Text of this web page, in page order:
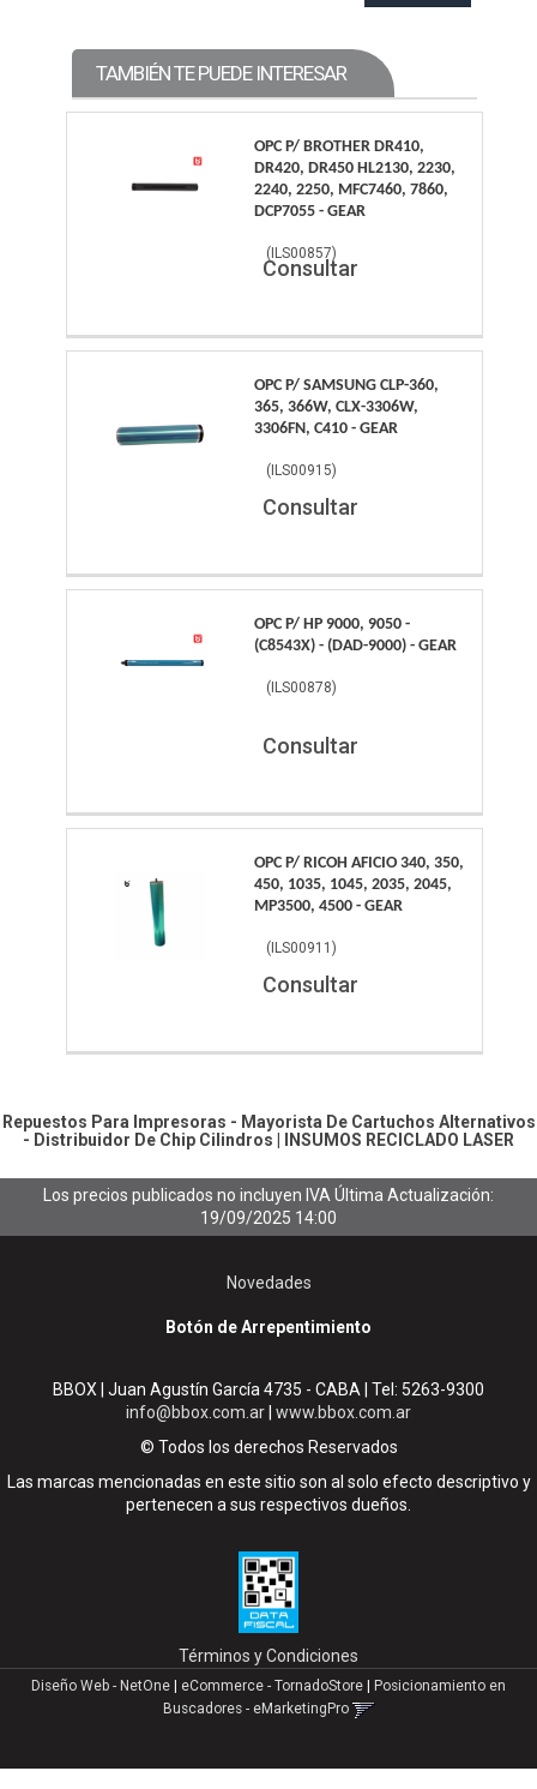
TAMBIÉN TE PUEDE INTERESAR
OPC P/ BROTHER DR410,
DR420, DR450 HL2130, 2230,
2240, 2250, MFC7460, 7860,
DCP7055 - GEAR
(ILS00857)
Consultar
OPC P/ SAMSUNG CLP-360,
365, 366W, CLX-3306W,
3306FN, C410 - GEAR
(ILS00915)
Consultar
OPC P/ HP 9000, 9050 -
(C8543X) - (DAD-9000) - GEAR
(ILS00878)
Consultar
OPC P/ RICOH AFICIO 340, 350,
450, 1035, 1045, 2035, 2045,
MP3500, 4500 - GEAR
(ILS00911 )
Consultar
Repuestos Para Impresoras - Mayorista De Cartuchos Alternativos
- Distribuidor De Chip Cilindros INSUMOS RECICLADO LASER
Los precios publicados no incluyen IVA Última Actualización:
19/09/2025 14:00
Novedades
Botón de Arrepentimiento
BBOX | Juan Agustín García 4735 - CABA | Tel: 5263-9300
info@bbox.com.ar www.bbox.com.ar
© Todos los derechos Reservados
Las marcas mencionadas en este sitio son al solo efecto descriptivo y
pertenecen a sus respectivos dueños.
Términos y Condiciones
Diseño Web - NetOne eCommerce - TornadoStore
Posicionamiento en
Buscadores - eMarketingPro